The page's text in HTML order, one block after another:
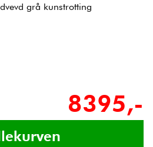
grå kunstrotting
8395,-